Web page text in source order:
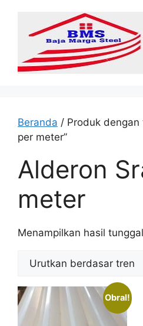
Beranda / Produk dengan
per meter”
Alderon
meter
Menampilkan hasil tunggal
Obral!